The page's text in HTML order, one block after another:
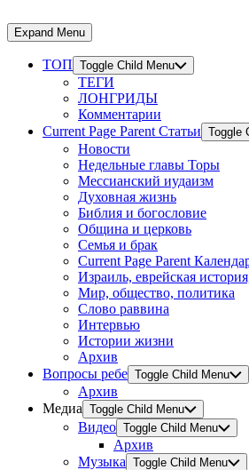
Expand Menu
ТОП Toggle Child Menu
ТЕГИ
ЛОНГРИДЫ
Комментарии
Current Page Parent Статьи Toggle
Новости
Недельные главы Торы
Мессианский иудаизм
Духовная жизнь
Библия и богословие
Община и церковь
Семья и брак
Current Page Parent
Израиль, еврейская
Мир, общество, политика
Слово раввина
Интервью
Истории жизни
Архив
Вопросы ребе Toggle Child Menu
Архив
Медиа Toggle Child Menu
Видео Toggle Child Menu
Архив
Музыка Toggle Child Menu